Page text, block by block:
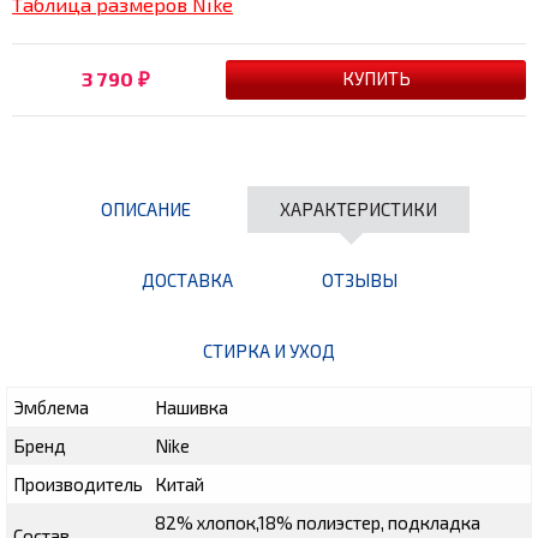
3 790₽
ОПИСАНИЕ ХАРАКТЕРИСТИКИ
ДОСТАВКА ОТЗЫВЫ
СТИРКА И УХОД
Эмблема
Нашивка
Бренд
Nike
Производитель
Китай
82% хлопок,18% полиэстер, подкладка